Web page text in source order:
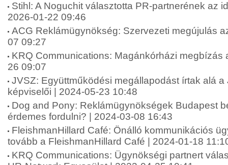
Stihl: A Noguchit választotta PR-partnerének az
2026-01-22 09:46
ACG Reklámügynökség: Szervezeti megújulás
07 09:27
KRQ Communications: Magánkórházi megbízás
26 09:07
JVSZ: Együttműködési megállapodást írtak alá
képviselői | 2024-05-23 10:48
Dog and Pony: Reklámügynökségek Budapest
érdemes fordulni? | 2024-03-08 16:43
FleishmanHillard Café: Önálló kommunikációs
tovább a FleishmanHillard Café | 2024-01-18
KRQ Communications: Ügynökségi partnert